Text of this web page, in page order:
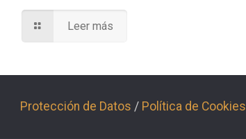
Leer más
Protección de Datos / Política de Cookies